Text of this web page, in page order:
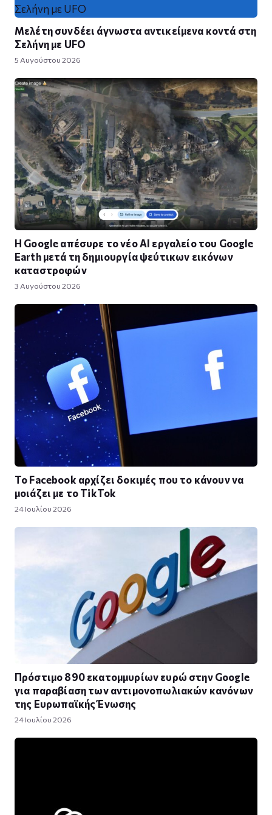
Μελέτη συνδέει άγνωστα αντικείμενα κοντά στη
Σελήνη με UFO
5 Αυγούστου 2026
Η Google απέσυρε το νέο AI εργαλείο του Google
Earth μετά τη δημιουργία ψεύτικων εικόνων
καταστροφών
3 Αυγούστου 2026
Το Facebook αρχίζει δοκιμές που το κάνουν να
μοιάζει με το TikTok
24 Ιουλίου 2026
Πρόστιμο 890 εκατομμυρίων ευρώ στην Google
για παραβίαση των αντιμονοπωλιακών κανόνων
της Ευρωπαϊκής Ένωσης
24 Ιουλίου 2026